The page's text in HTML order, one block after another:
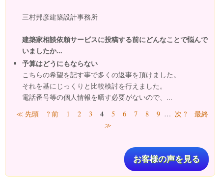
三村邦彦建築設計事務所
建築家相談依頼サービスに投稿する前にどんなことで悩んで
いましたか...
予算はどうにもならない
こちらの希望を記す事で多くの返事を頂けました。
それを基にじっくりと比較検討を行えました。
電話番号等の個人情報を晒す必要がないので、...
ページ
≪ 先頭 ? 前 1 2 3 4 5 6 7 8 9 … 次 ?
最終
≫
お客様の声を見る